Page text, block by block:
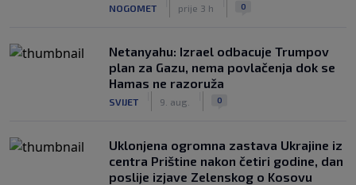
NOGOMET prije 3 h 0
Netanyahu: Izrael odbacuje Trumpov
plan za Gazu, nema povlačenja dok se
Hamas ne razoruža
SVIJET 9. aug. 0
Uklonjena ogromna zastava Ukrajine iz
centra Prištine nakon četiri godine, dan
poslije izjave Zelenskog o Kosovu